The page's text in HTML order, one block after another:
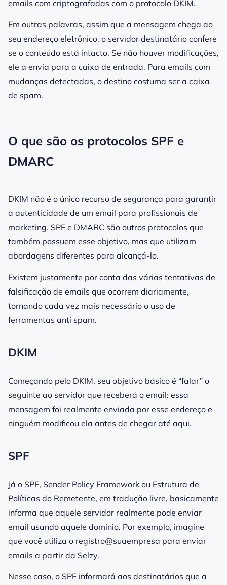
emails com criptografadas com o protocolo DKIM.
Em outras palavras, assim que a mensagem chega ao
seu endereço eletrônico, o servidor destinatário confere
se o conteúdo está intacto. Se não houver modificações,
ele a envia para a caixa de entrada. Para emails com
mudanças detectadas, o destino costuma ser a caixa
de spam.
O que são os protocolos SPF e
DMARC
DKIM não é o único recurso de segurança para garantir
a autenticidade de um email para profissionais de
marketing. SPF e DMARC são outros protocolos que
também possuem esse objetivo, mas que utilizam
abordagens diferentes para alcançá-lo.
Existem justamente por conta das várias tentativas de
falsificação de emails que ocorrem diariamente,
tornando cada vez mais necessário o uso de
ferramentas anti spam.
DKIM
Começando pelo DKIM, seu objetivo básico é “falar” o
seguinte ao servidor que receberá o email: essa
mensagem foi realmente enviada por esse endereço e
ninguém modificou ela antes de chegar até aqui.
SPF
Já o SPF, Sender Policy Framework ou Estrutura de
Políticas do Remetente, em tradução livre, basicamente
informa que aquele servidor realmente pode enviar
email usando aquele domínio. Por exemplo, imagine
que você utiliza o registro@suaempresa para enviar
emails a partir da Selzy.
Nesse caso, o SPF informará aos destinatários que a